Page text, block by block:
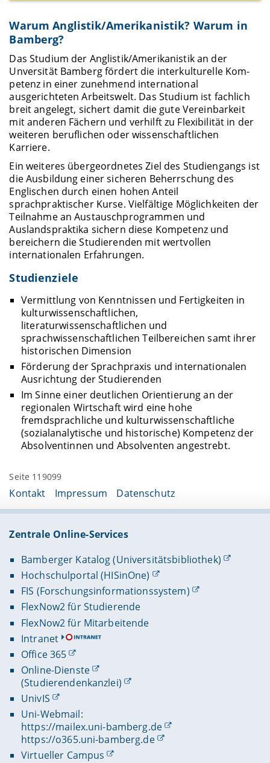
Warum Anglistik/Amerikanistik? Warum in
Bamberg?
Das Studium der Anglistik/Amerikanistik an der
Unversität Bamberg fördert die interkulturelle Kom­
petenz in einer zunehmend international
ausgerichteten Arbeitswelt. Das Studium ist fachlich
breit angelegt, sichert damit die gute Vereinbarkeit
mit anderen Fächern und verhilft zu Flexibilität in der
weiteren beruflichen oder wissenschaftlichen
Karriere.
Ein weiteres übergeordnetes Ziel des Studiengangs ist
die Ausbildung einer sicheren Beherrschung des
Englischen durch einen hohen Anteil
sprachpraktischer Kurse. Vielfältige Möglichkeiten der
Teilnahme an Austauschprogrammen und
Auslandspraktika sichern diese Kompetenz und
bereichern die Studierenden mit wertvollen
internationalen Erfahrungen.
Studienziele
Vermittlung von Kenntnissen und Fertigkeiten in
kulturwissenschaftlichen,
literaturwissenschaftlichen und
sprachwissenschaftlichen Teilbereichen samt ihrer
historischen Dimension
Förderung der Sprachpraxis und internationalen
Ausrichtung der Studierenden
Im Sinne einer deutlichen Orientierung an der
regionalen Wirtschaft wird eine hohe
fremdsprachliche und kulturwissenschaftliche
(sozialanalytische und historische) Kompetenz der
Absolventinnen und Absolventen angestrebt.
Seite 119099
Kontakt Impressum Datenschutz
Zentrale Online-Services
Bamberger Katalog (Universitätsbibliothek)
Hochschulportal (HISinOne)
FIS (Forschungsinformationssystem)
FlexNow2 für Studierende
FlexNow2 für Mitarbeitende
Intranet
Office 365
Online-Dienste
(Studierendenkanzlei)
UnivIS
Uni-Webmail:
https://mailex.uni-bamberg.de
https://o365.uni-bamberg.de
Virtueller Campus